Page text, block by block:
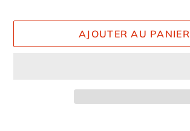
AJOUTER AU PANIER